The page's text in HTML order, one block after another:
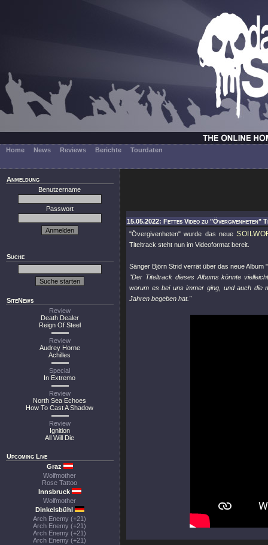
Home News Reviews Berichte Tourdaten
Anmeldung
Benutzername
Passwort
Suche
SiteNews
Review
Death Dealer
Reign Of Steel
Review
Audrey Horne
Achilles
Special
In Extremo
Review
North Sea Echoes
How To Cast A Shadow
Review
Ignition
All Will Die
Upcoming Live
Graz
Wolfmother
Rose Tattoo
Innsbruck
Wolfmother
Dinkelsbühl
Arch Enemy (+21)
Arch Enemy (+21)
Arch Enemy (+21)
Arch Enemy (+21)
15.05.2022: Fettes Video zu
"Övergivenheten" wurde das neue
Titeltrack steht nun im Videoformat bereit.
Sänger Björn Strid verrät über das neue
"Der Titeltrack dieses Albums könnte
worum es bei uns immer ging, und auch die
Jahren begeben hat."